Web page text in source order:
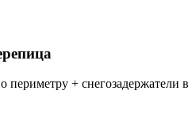
периметру + снегозадержатели в